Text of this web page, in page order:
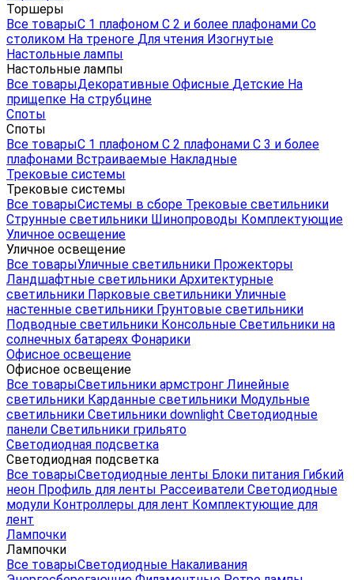
Торшеры
Все товарыС 1 плафоном С 2 и более плафонами Со
столиком На треноге Для чтения Изогнутые
Настольные лампы
Настольные лампы
Все товарыДекоративные Офисные Детские На
прищепке На струбцине
Споты
Споты
Все товарыС 1 плафоном С 2 плафонами С 3 и более
плафонами Встраиваемые Накладные
Трековые системы
Трековые системы
Все товарыСистемы в сборе Трековые светильники
Струнные светильники Шинопроводы Комплектующие
Уличное освещение
Уличное освещение
Все товарыУличные светильники Прожекторы
Ландшафтные светильники Архитектурные
светильники Парковые светильники Уличные
настенные светильники Грунтовые светильники
Подводные светильники Консольные Светильники на
солнечных батареях Фонарики
Офисное освещение
Офисное освещение
Все товарыСветильники армстронг Линейные
светильники Карданные светильники Модульные
светильники Светильники downlight Светодиодные
панели Светильники грильято
Светодиодная подсветка
Светодиодная подсветка
Все товарыСветодиодные ленты Блоки питания Гибкий
неон Профиль для ленты Рассеиватели Светодиодные
модули Контроллеры для лент Комплектующие для
лент
Лампочки
Лампочки
Все товарыСветодиодные Накаливания